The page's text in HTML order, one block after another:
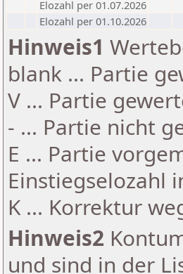
Elozahl per 01.07.2026
Elozahl per 01.10.2026
Hinweis1
blank ... Partie
V ... Partie
- ... Partie nicht
E ... Partie
Einstiegselozahl
K ... Korrektur
Hinweis2
und sind in der